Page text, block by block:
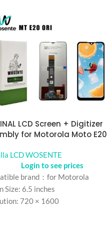
LCD Screen + Digitizer
for Motorola Moto E20
LCD WOSENTE
Login to see prices
brand：for Motorola
Size: 6.5 inches
720 × 1600